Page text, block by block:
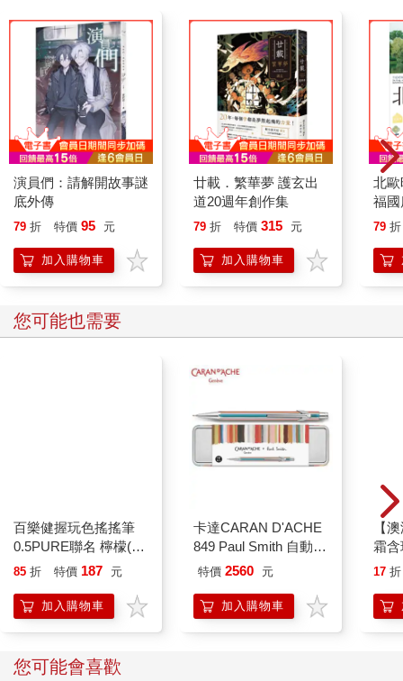
演員們：請解開故事謎
底外傳
79 折 特價 95 元
加入購物車
廿載．繁華夢 護玄出
道20週年創作集
79 折 特價 315 元
加入購物車
北
福
79 折
您可能也需要
百樂健握玩色搖搖筆
0.5PURE聯名 檸檬(限
量)
85 折 特價 187 元
加入購物車
卡達CARAN D'ACHE
849 Paul Smith 自動鉛
筆 ED.5 條紋銀
特價 2560 元
加入購物車
【
霜
E-6
17 折
您可能會喜歡